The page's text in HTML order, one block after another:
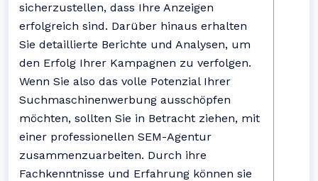
sicherzustellen, dass Ihre Anzeigen
erfolgreich sind. Darüber hinaus erhalten
Sie detaillierte Berichte und Analysen, um
den Erfolg Ihrer Kampagnen zu verfolgen.
Wenn Sie also das volle Potenzial Ihrer
Suchmaschinenwerbung ausschöpfen
möchten, sollten Sie in Betracht ziehen, mit
einer professionellen SEM-Agentur
zusammenzuarbeiten. Durch ihre
Fachkenntnisse und Erfahrung können sie